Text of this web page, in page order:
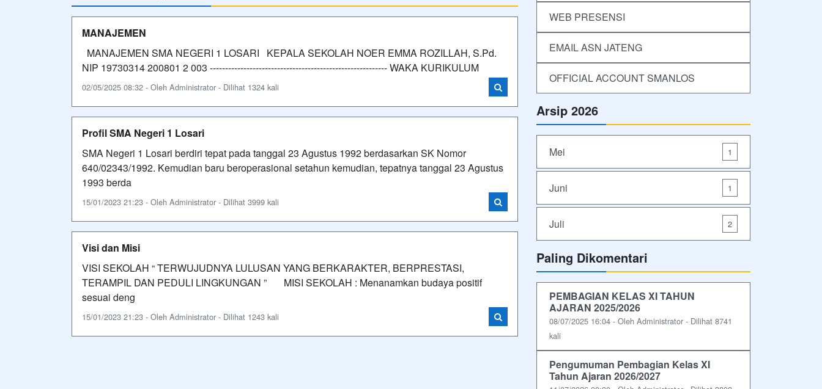
MANAJEMEN
MANAJEMEN SMA NEGERI 1 LOSARI KEPALA SEKOLAH NOER EMMA ROZILLAH, S.Pd.
NIP 19730314 200801 2 003 ---------------------------------------------------------- WAKA KURIKULUM
02/05/2025 08:32 - Oleh Administrator - Dilihat 1324 kali
Profil SMA Negeri 1 Losari
SMA Negeri 1 Losari berdiri tepat pada tanggal 23 Agustus 1992 berdasarkan SK Nomor
640/02343/1992. Kemudian baru beroperasional setahun kemudian, tepatnya tanggal 23 Agustus
1993 berda
15/01/2023 21:23 - Oleh Administrator - Dilihat 3999 kali
Visi dan Misi
VISI SEKOLAH “ TERWUJUDNYA LULUSAN YANG BERKARAKTER, BERPRESTASI,
TERAMPIL DAN PEDULI LINGKUNGAN ” MISI SEKOLAH : Menanamkan budaya positif
sesuai deng
15/01/2023 21:23 - Oleh Administrator - Dilihat 1243 kali
WEB PRESENSI
EMAIL ASN JATENG
OFFICIAL ACCOUNT SMANLOS
Arsip 2026
Mei 1
Juni 1
Juli 2
Paling Dikomentari
PEMBAGIAN KELAS XI TAHUN
AJARAN 2025/2026
08/07/2025 16:04 - Oleh Administrator - Dilihat 8741
kali
Pengumuman Pembagian Kelas XI
Tahun Ajaran 2026/2027